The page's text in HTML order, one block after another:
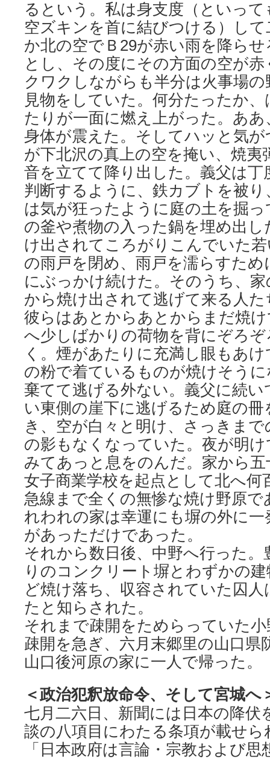
るという。私は身支度（といっ
空ズキンを首に結びつける）し
か北の空でＢ29が赤い雨を降ら
とし、その度にその方面の空が
クワクしながらも半分は火事場
見物をしていた。何分たったか
たりが一面に燃え上がった。あ
身体が震えた。そしてハッと気
が下北沢の真上の空を掩い、焼夷
音を立てて降り出した。義父は丁
判断するように、鉄カブトを被
は気が狂ったように庭の土を掘
の釜や煮物の入った鍋を埋め出し
け出されてころがりこんでいた
の雨戸を閉め、雨戸を濡らすた
にぶっかけ続けた。そのうち、
から焼け出されて逃げて来る人
彼らはあとからあとからまだ焼
へ少しばかりの荷物を背にぞろ
く。煙があたりに充満し眼もあ
の粉で着ているものが焼けそう
棄てて逃げる外ない。義父に続
い東側の崖下に逃げるため庭の
き、空が白々と明け、さっきま
の影もなくなっていた。夜が明
みてあっと息をのんだ。家から
女子商業学校を起点として北へ何
急線まで全くの無惨な焼け野原
れわれの家は幸運にも塀の外に
があっただけであった。
それから数日後、中野へ行った。
りのコンクリート塀とわずかの
ど焼け落ち、収容されていた囚
たと知らされた。
それまで疎開をためらっていた
疎開を急ぎ、六月末郷里の山口県
山口後河原の家に一人で帰った。
＜政治犯釈放命令、そして宮城へ
七月二六日、新聞には日本の降伏
談の八項目にわたる条項が載せ
「日本政府は言論・宗教および